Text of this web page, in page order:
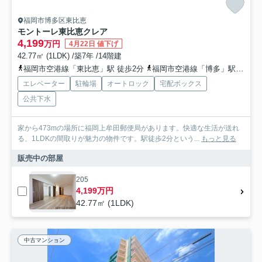
福岡市博多区東比恵
モントーレ東比恵クレア
4,199万円 4月22日 値下げ
42.77㎡ (1LDK) /築7年 /14階建
福岡市空港線「東比恵」駅 徒歩2分
福岡市空港線「博多」駅 徒歩16分
エレベーター 駐輪場 オートロック
宅配ボックス
公共下水
家から473mの場所に福岡上牟田郵便局があります。快適な生活が送れ
る、1LDKの間取りが魅力の物件です。駅徒歩2分という...
もっと見る
販売中の部屋
205
4,199万円
42.77㎡ (1LDK)
中古マンション